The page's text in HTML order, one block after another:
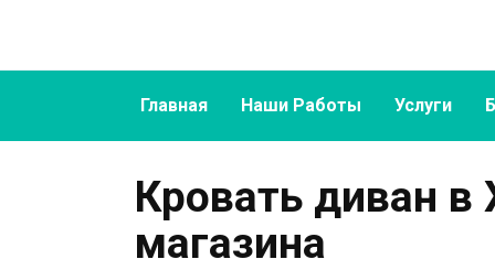
Главная
Наши Работы Услуги
Кровать диван
магазина